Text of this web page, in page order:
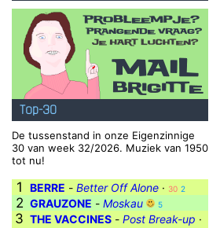
Top-30
De tussenstand in onze Eigenzinnige
30 van week 32/2026. Muziek van 1950
tot nu!
1 BERRE - Better Off Alone · 30 2
2 GRAUZONE - Moskau 5
3 THE VACCINES - Post Break-up ·